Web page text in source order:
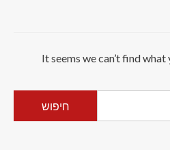
It seems we can’t find